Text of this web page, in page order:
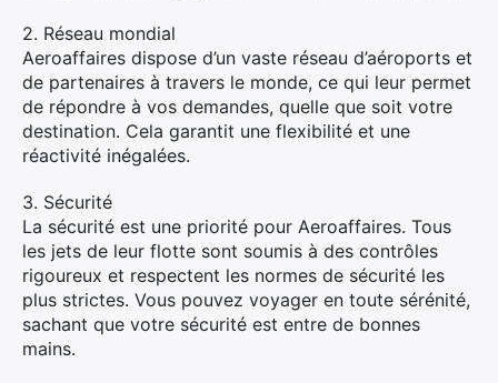
2. Réseau mondial
Aeroaffaires dispose d’un vaste réseau d’aéroports et
de partenaires à travers le monde, ce qui leur permet
de répondre à vos demandes, quelle que soit votre
destination. Cela garantit une flexibilité et une
réactivité inégalées.
3. Sécurité
La sécurité est une priorité pour Aeroaffaires. Tous
les jets de leur flotte sont soumis à des contrôles
rigoureux et respectent les normes de sécurité les
plus strictes. Vous pouvez voyager en toute sérénité,
sachant que votre sécurité est entre de bonnes
mains.